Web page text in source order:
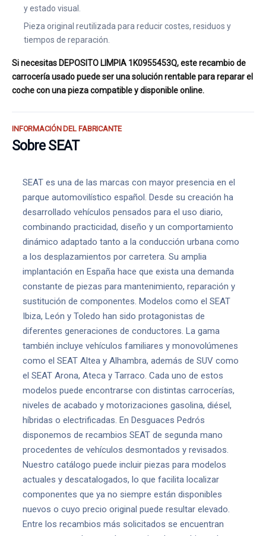
y estado visual.
Pieza original reutilizada para reducir costes, residuos y
tiempos de reparación.
Si necesitas DEPOSITO LIMPIA 1K0955453Q, este recambio de
carrocería usado puede ser una solución rentable para reparar el
coche con una pieza compatible y disponible online.
INFORMACIÓN DEL FABRICANTE
Sobre SEAT
SEAT es una de las marcas con mayor presencia en el
parque automovilístico español. Desde su creación ha
desarrollado vehículos pensados para el uso diario,
combinando practicidad, diseño y un comportamiento
dinámico adaptado tanto a la conducción urbana como
a los desplazamientos por carretera. Su amplia
implantación en España hace que exista una demanda
constante de piezas para mantenimiento, reparación y
sustitución de componentes. Modelos como el SEAT
Ibiza, León y Toledo han sido protagonistas de
diferentes generaciones de conductores. La gama
también incluye vehículos familiares y monovolúmenes
como el SEAT Altea y Alhambra, además de SUV como
el SEAT Arona, Ateca y Tarraco. Cada uno de estos
modelos puede encontrarse con distintas carrocerías,
niveles de acabado y motorizaciones gasolina, diésel,
híbridas o electrificadas. En Desguaces Pedrós
disponemos de recambios SEAT de segunda mano
procedentes de vehículos desmontados y revisados.
Nuestro catálogo puede incluir piezas para modelos
actuales y descatalogados, lo que facilita localizar
componentes que ya no siempre están disponibles
nuevos o cuyo precio original puede resultar elevado.
Entre los recambios más solicitados se encuentran